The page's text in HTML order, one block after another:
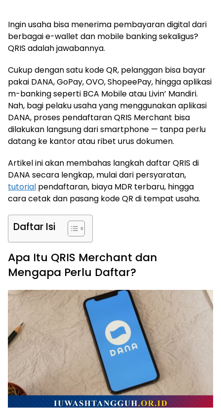
Ingin usaha bisa menerima pembayaran digital dari
berbagai e-wallet dan mobile banking sekaligus?
QRIS adalah jawabannya.
Cukup dengan satu kode QR, pelanggan bisa bayar
pakai DANA, GoPay, OVO, ShopeePay, hingga aplikasi
m-banking seperti BCA Mobile atau Livin’ Mandiri.
Nah, bagi pelaku usaha yang menggunakan aplikasi
DANA, proses pendaftaran QRIS Merchant bisa
dilakukan langsung dari smartphone — tanpa perlu
datang ke kantor atau ribet urus dokumen.
Artikel ini akan membahas langkah daftar QRIS di
DANA secara lengkap, mulai dari persyaratan,
tutorial pendaftaran, biaya MDR terbaru, hingga
cara cetak dan pasang kode QR di tempat usaha.
Daftar Isi
Apa Itu QRIS Merchant dan
Mengapa Perlu Daftar?